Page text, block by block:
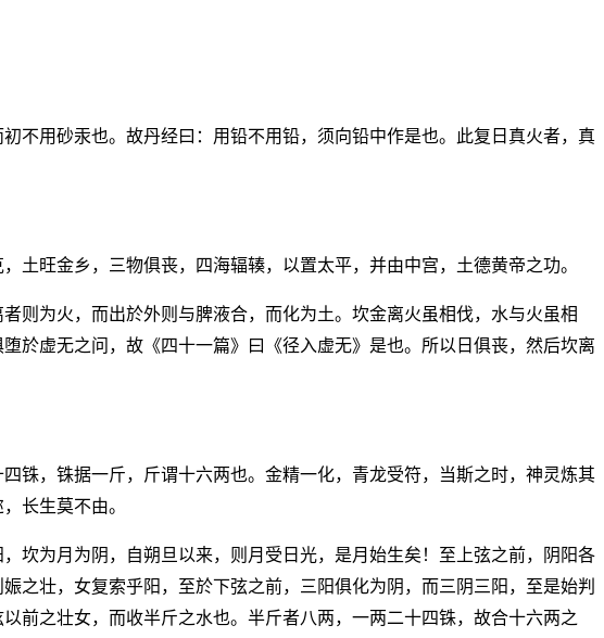
不用砂汞也。故丹经曰：用铅不用铅，须向铅中作是也。此复日真火者，真
旺金乡，三物俱丧，四海辐辏，以置太平，并由中宫，土德黄帝之功。
则为火，而出於外则与脾液合，而化为土。坎金离火虽相伐，水与火虽相
於虚无之问，故《四十一篇》曰《径入虚无》是也。所以日俱丧，然后坎离
铢，铢据一斤，斤谓十六两也。金精一化，青龙受符，当斯之时，神灵炼其
长生莫不由。
坎为月为阴，自朔旦以来，则月受日光，是月始生矣！至上弦之前，阴阳各
之壮，女复索乎阳，至於下弦之前，三阳俱化为阴，而三阴三阳，至是始判
前之壮女，而收半斤之水也。半斤者八两，一两二十四铢，故合十六两之